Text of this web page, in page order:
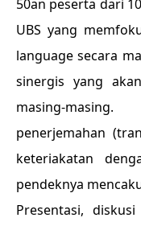
50an peserta dari
UBS yang
language secara
sinergis yang
masing-
penerjemahan
keteriakatan
pendeknya
Presentasi,